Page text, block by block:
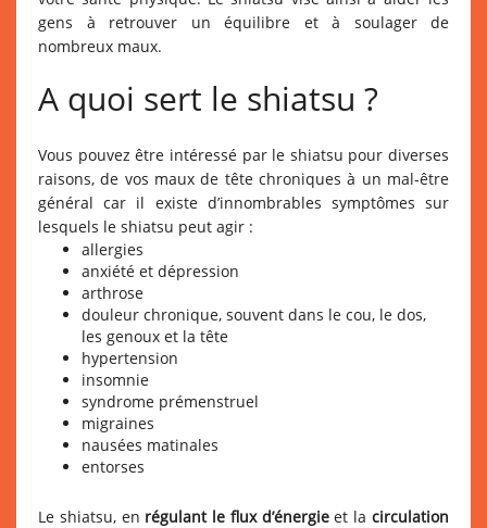
gens à retrouver un équilibre et à soulager de
nombreux maux.
A quoi sert le shiatsu ?
Vous pouvez être intéressé par le shiatsu pour diverses
raisons, de vos maux de tête chroniques à un mal-être
général car il existe d’innombrables symptômes sur
lesquels le shiatsu peut agir :
allergies
anxiété et dépression
arthrose
douleur chronique, souvent dans le cou, le dos,
les genoux et la tête
hypertension
insomnie
syndrome prémenstruel
migraines
nausées matinales
entorses
Le shiatsu, en régulant le flux d’énergieet lacirculation